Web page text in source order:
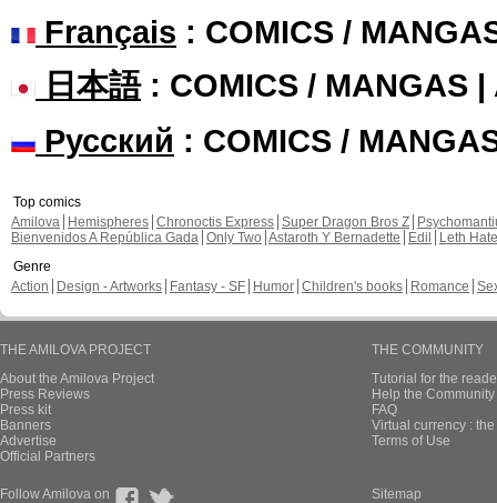
Français : COMICS /
日本語: COMICS / MANGAS |
Русский : COMICS /
Top comics
Amilova
Hemispheres Chronoctis Express Super Dragon Bros Z
Bienvenidos A República Gada Only Two Astaroth Y Bernadette Edil
Leth Hate
Genre
Action
Design - Artworks Fantasy - SF Humor Children's books Romance
THE AMILOVA PROJECT
About the Amilova Project
Press Reviews
Press kit
Banners
Advertise
Official Partners
THE COMMUNITY
Tutorial for the
Help the
FAQ
Virtual currency :
Terms of Use
Follow Amilova on Sitemap